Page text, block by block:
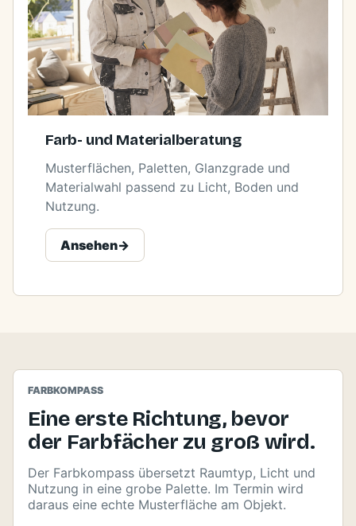
Farb- und Materialberatung
Musterflächen, Paletten, Glanzgrade und
Materialwahl passend zu Licht, Boden und
Nutzung.
Ansehen->
FARBKOMPASS
Eine erste Richtung, bevor
der Farbfächer zu groß wird.
Der Farbkompass übersetzt Raumtyp, Licht und
Nutzung in eine grobe Palette. Im Termin wird
daraus eine echte Musterfläche am Objekt.